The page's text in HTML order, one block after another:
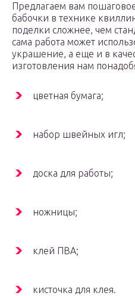
Предлагаем вам
бабочки в технике
поделки сложнее, чем
сама работа может
украшение, а еще и в
изготовления нам
цветная бумага;
набор швейных игл;
доска для работы;
ножницы;
клей ПВА;
кисточка для клея.